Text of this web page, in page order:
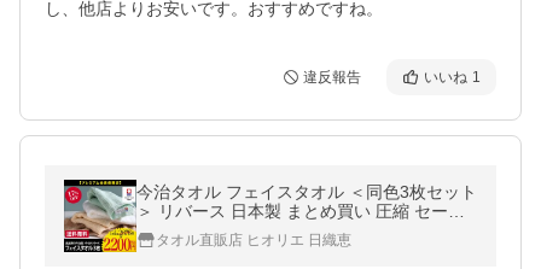
し、他店よりお安いです。おすすめですね。
違反報告 いいね 1
今治タオル フェイスタオル ＜同色3枚セット
＞ リバース 日本製 まとめ買い 圧縮 セール
送料無料
タオル直販店 ヒオリエ 日織恵